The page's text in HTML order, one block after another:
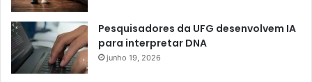
Pesquisadores da UFG desenvolvem IA
para interpretar DNA
junho 19, 2026